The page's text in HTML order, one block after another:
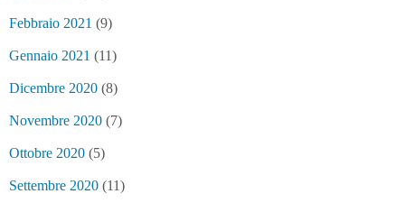
Febbraio 2021 (9)
Gennaio 2021 (11)
Dicembre 2020 (8)
Novembre 2020 (7)
Ottobre 2020 (5)
Settembre 2020 (11)